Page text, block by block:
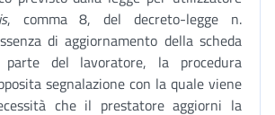
, comma 8, del decreto-legge n.
di aggiornamento della scheda
parte del lavoratore, la procedura
segnalazione con la quale viene
che il prestatore aggiorni la